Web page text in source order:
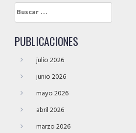
Buscar:
PUBLICACIONES
julio 2026
junio 2026
mayo 2026
abril 2026
marzo 2026